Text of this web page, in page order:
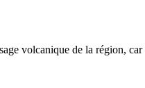
volcanique de la région,